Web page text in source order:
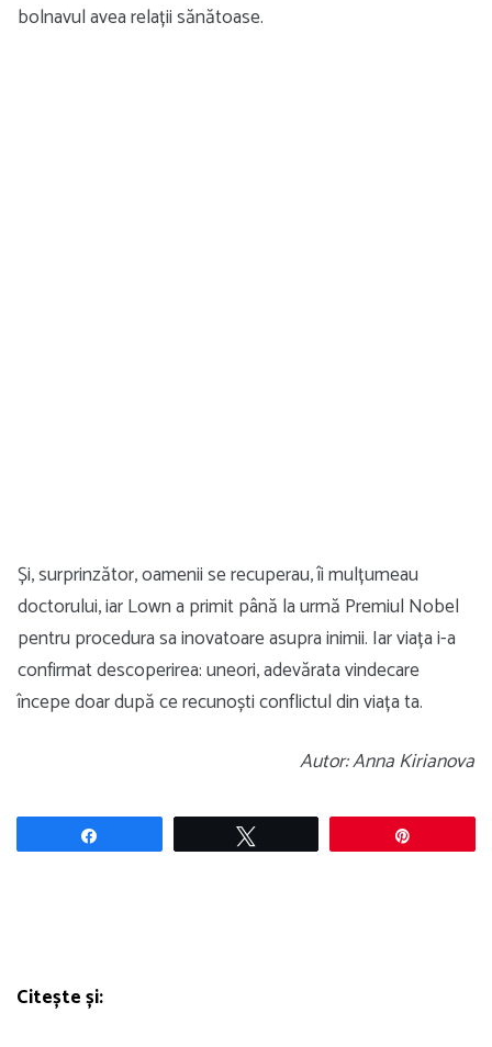
bolnavul avea relații sănătoase.
Și, surprinzător, oamenii se recuperau, îi mulțumeau
doctorului, iar Lown a primit până la urmă Premiul Nobel
pentru procedura sa inovatoare asupra inimii. Iar viața i-a
confirmat descoperirea: uneori, adevărata vindecare
începe doar după ce recunoști conflictul din viața ta.
Autor: Anna Kirianova
Citește și: